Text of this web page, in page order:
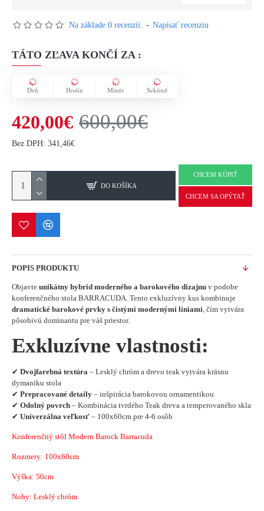
Na základe 0 recenzií. - Napísať recenziu
TÁTO ZĽAVA KONČÍ ZA :
Deň Hodín Minút Sekúnd
420,00€ 600,00€
Bez DPH: 341,46€
DO KOŠÍKA
CHCEM KÚPIŤ
CHCEM SA OPÝTAŤ
POPIS PRODUKTU
Objavte unikátny hybrid moderného a barokového dizajnu v podobe
konferenčného stola BARRACUDA. Tento exkluzívny kus kombinuje
dramatické barokové prvky s čistými modernými líniami, čím vytvára
pôsobivú dominantu pre váš priestor.
Exkluzívne vlastnosti:
✔ Dvojfarebná textúra – Lesklý chróm a drevo teak vytvára krásnu
dymaniku stola
✔ Prepracované detaily – inšpirácia barokovou ornamentikou
✔ Odolný povrch – Kombinácia tvrdého Teak dreva a temperovaného skla
✔ Univerzálna veľkosť – 100x60cm pre 4-6 osôb
Konferenčný stôl Modern Barock Barracuda
Rozmery: 100x60cm
Výška: 50cm
Nohy: Lesklý chróm